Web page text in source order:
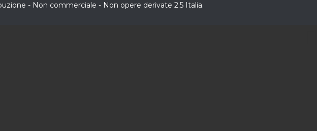
- Non commerciale - Non opere derivate 2.5 Italia.